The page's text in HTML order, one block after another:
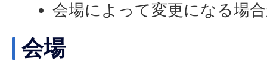
会場によって変更になる場
会場